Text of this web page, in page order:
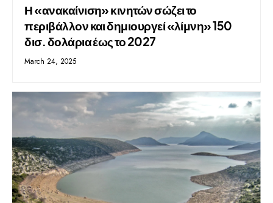
Η «ανακαίνιση» κινητών σώζει το
περιβάλλον και δημιουργεί «λίμνη» 150
δισ. δολάρια έως το 2027
March 24, 2025